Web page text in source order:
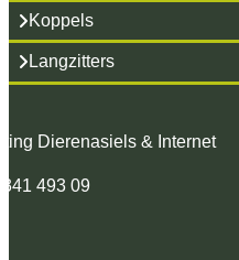
Koppels
Langzitters
Dierenasiels & Internet
493 09